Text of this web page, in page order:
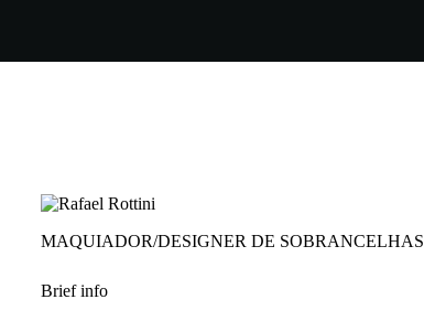
MAQUIADOR/DESIGNER DE SOBRANCELHAS
Brief info